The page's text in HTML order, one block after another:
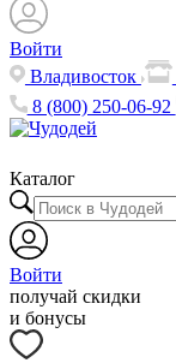
Войти
Владивосток
8 (800) 250-06-92
Каталог
Войти
получай скидки
и бонусы